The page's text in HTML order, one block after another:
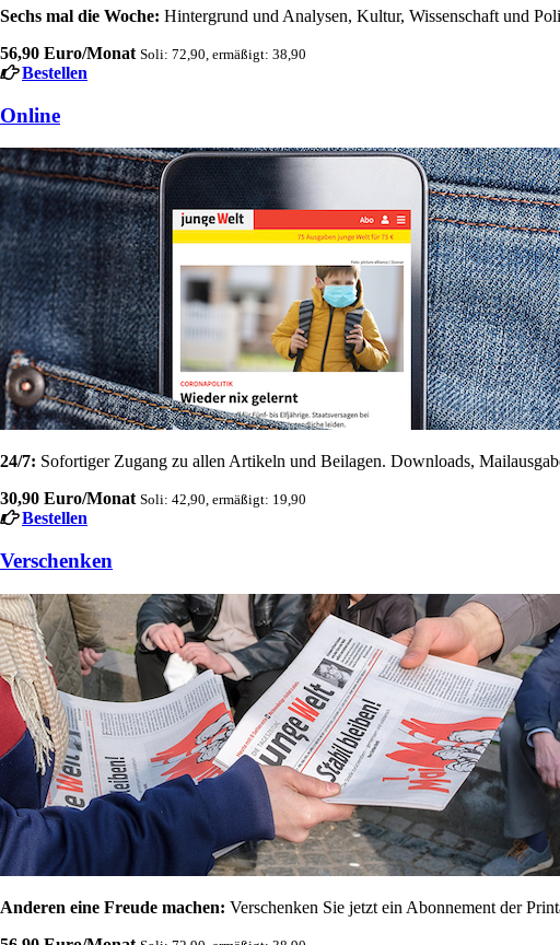
Sechs mal die Woche: Hintergrund und Analysen, Kultur, Wissenschaft und
56,90 Euro/Monat Soli: 72,90, ermäßigt: 38,90
Bestellen
Online
24/7: Sofortiger Zugang zu allen Artikeln und Beilagen. Downloads,
30,90 Euro/Monat Soli: 42,90, ermäßigt: 19,90
Bestellen
Verschenken
Anderen eine Freude machen: Verschenken Sie jetzt ein Abonnement der